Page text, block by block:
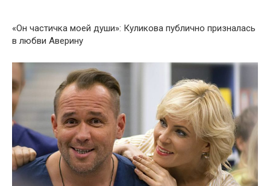
«Он частичка моей души»: Куликова публично призналась
в любви Аверину